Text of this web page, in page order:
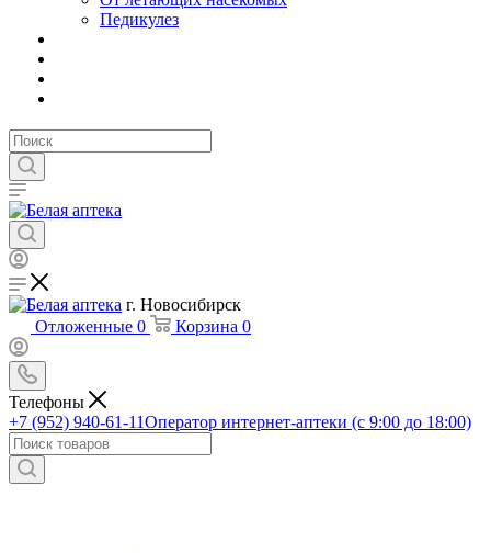
Педикулез
г. Новосибирск
Отложенные 0 Корзина 0
Телефоны
+7 (952) 940-61-11Оператор интернет-аптеки (с 9:00 до 18:00)